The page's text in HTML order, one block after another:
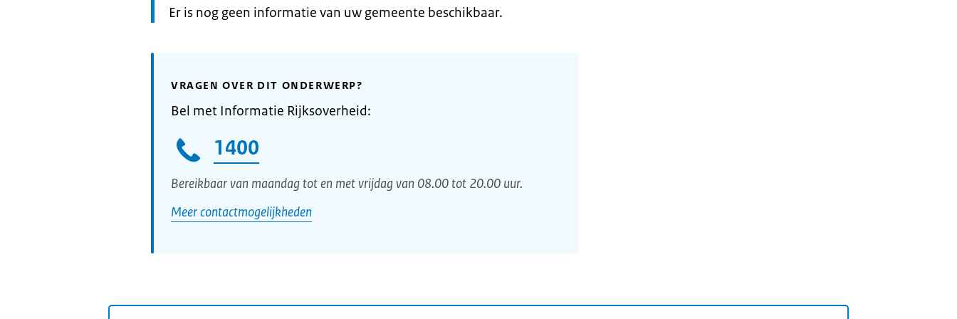
Informatie:
Er is nog geen informatie van uw gemeente beschikbaar.
VRAGEN OVER DIT ONDERWERP?
Bel met Informatie Rijksoverheid:
1400
Bereikbaar van maandag tot en met vrijdag van 08.00 tot 20.00 uur.
Meer contactmogelijkheden